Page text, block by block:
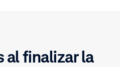
al finalizar la